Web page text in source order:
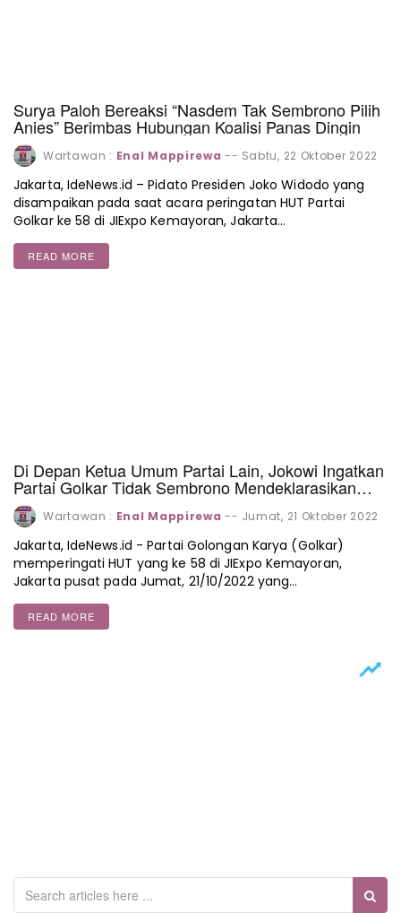
Surya Paloh Bereaksi “Nasdem Tak Sembrono Pilih
Anies” Berimbas Hubungan Koalisi Panas Dingin
Wartawan : Enal Mappirewa -- Sabtu, 22 Oktober 2022
Jakarta, IdeNews.id – Pidato Presiden Joko Widodo yang
disampaikan pada saat acara peringatan HUT Partai
Golkar ke 58 di JIExpo Kemayoran, Jakarta…
READ MORE
Di Depan Ketua Umum Partai Lain, Jokowi Ingatkan
Partai Golkar Tidak Sembrono Mendeklarasikan
Calon Presiden Dan Wakil Presiden 2024
Wartawan : Enal Mappirewa -- Jumat, 21 Oktober 2022
Jakarta, IdeNews.id - Partai Golongan Karya (Golkar)
memperingati HUT yang ke 58 di JIExpo Kemayoran,
Jakarta pusat pada Jumat, 21/10/2022 yang…
READ MORE